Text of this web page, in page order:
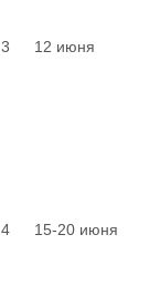
3 12 июня
4 15-20 июня